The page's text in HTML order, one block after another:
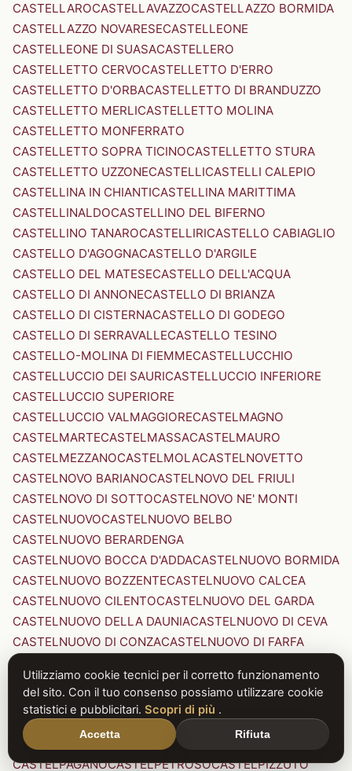
CASTELLAROCASTELLAVAZZOCASTELLAZZO BORMIDA
CASTELLAZZO NOVARESECASTELLEONE
CASTELLEONE DI SUASACASTELLERO
CASTELLETTO CERVOCASTELLETTO D'ERRO
CASTELLETTO D'ORBACASTELLETTO DI BRANDUZZO
CASTELLETTO MERLICASTELLETTO MOLINA
CASTELLETTO MONFERRATO
CASTELLETTO SOPRA TICINOCASTELLETTO STURA
CASTELLETTO UZZONECASTELLICASTELLI CALEPIO
CASTELLINA IN CHIANTICASTELLINA MARITTIMA
CASTELLINALDOCASTELLINO DEL BIFERNO
CASTELLINO TANAROCASTELLIRICASTELLO CABIAGLIO
CASTELLO D'AGOGNACASTELLO D'ARGILE
CASTELLO DEL MATESECASTELLO DELL'ACQUA
CASTELLO DI ANNONECASTELLO DI BRIANZA
CASTELLO DI CISTERNACASTELLO DI GODEGO
CASTELLO DI SERRAVALLECASTELLO TESINO
CASTELLO-MOLINA DI FIEMMECASTELLUCCHIO
CASTELLUCCIO DEI SAURICASTELLUCCIO INFERIORE
CASTELLUCCIO SUPERIORE
CASTELLUCCIO VALMAGGIORECASTELMAGNO
CASTELMARTECASTELMASSACASTELMAURO
CASTELMEZZANOCASTELMOLACASTELNOVETTO
CASTELNOVO BARIANOCASTELNOVO DEL FRIULI
CASTELNOVO DI SOTTOCASTELNOVO NE' MONTI
CASTELNUOVOCASTELNUOVO BELBO
CASTELNUOVO BERARDENGA
CASTELNUOVO BOCCA D'ADDACASTELNUOVO BORMIDA
CASTELNUOVO BOZZENTECASTELNUOVO CALCEA
CASTELNUOVO CILENTOCASTELNUOVO DEL GARDA
CASTELNUOVO DELLA DAUNIACASTELNUOVO DI CEVA
CASTELNUOVO DI CONZACASTELNUOVO DI FARFA
CASTELNUOVO DI PORTO CASTELNUOVO DON BOSCO
CASTELNUOVO MAGRACASTELNUOVO NIGRA
CASTELNUOVO PARANOCASTELNUOVO RANGONE
CASTELNUOVO SCRIVIA
CASTELNUOVO VAL DI CECINA
CASTELPAGANOCASTELPETROSOCASTELPIZZUTO
Utilizziamo cookie tecnici per il corretto funzionamento
del sito. Con il tuo consenso possiamo utilizzare cookie
statistici e pubblicitari. Scopri di più .
Accetta Rifiuta